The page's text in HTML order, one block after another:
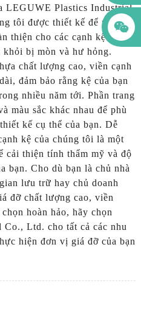
LEGUWE Plastics Industrial
tôi được thiết kế để mang
thiện cho các cạnh kệ của
khỏi bị mòn và hư hỏng.
chất lượng cao, viền cạnh
đảm bảo rằng kệ của bạn
nhiều năm tới. Phần trang
màu sắc khác nhau để phù
kế cụ thể của bạn. Dễ
kệ của chúng tôi là một
cải thiện tính thẩm mỹ và độ
bạn. Cho dù bạn là chủ nhà
lưu trữ hay chủ doanh
đỡ chất lượng cao, viền
hoàn hảo, hãy chọn
Ltd. cho tất cả các nhu
hiện đơn vị giá đỡ của bạn